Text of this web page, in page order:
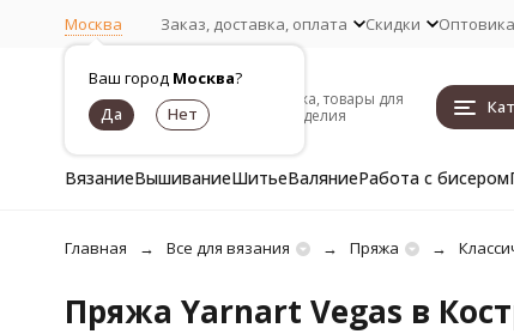
Москва
Ваш город Москва?
Заказ, доставка, оплата Скидки
Пряжа, товары для
рукоделия
ВязаниеВышиваниеШитьеВаляниеРабота с бисером
Главная Все для вязания Пряжа
Пряжа Yarnart Vegas в